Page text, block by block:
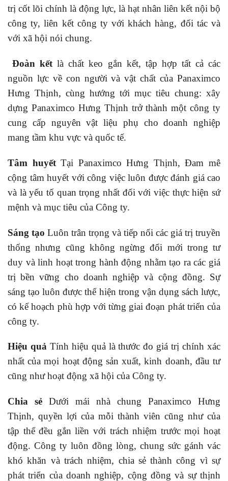
trị cốt lõi chính là động lực, là hạt nhân liên kết nội bộ
công ty, liên kết công ty với khách hàng, đối tác và
với xã hội nói chung.
Đoàn kết là chất keo gắn kết, tập hợp tất cả các
nguồn lực về con người và vật chất của Panaximco
Hưng Thịnh, cùng hướng tới mục tiêu chung: xây
dựng Panaximco Hưng Thịnh trở thành một công ty
cung cấp nguyên vật liệu phụ cho doanh nghiệp
mang tầm khu vực và quốc tế.
Tâm huyếtTại Panaximco Hưng Thịnh, Đam mê
cộng tâm huyết với công việc luôn được đánh giá cao
và là yếu tố quan trọng nhất đối với việc thực hiện sứ
mệnh và mục tiêu của Công ty.
Sáng tạo Luôn trân trọng và tiếp nối các giá trị truyền
thống nhưng cũng không ngừng đổi mới trong tư
duy và linh hoạt trong hành động nhằm tạo ra các giá
trị bền vững cho doanh nghiệp và cộng đồng. Sự
sáng tạo luôn được thể hiện trong vận dụng sách lược,
có kế hoạch phù hợp với từng giai đoạn phát triển của
công ty.
Hiệu quảTính hiệu quả là thước đo giá trị chính xác
nhất của mọi hoạt động sản xuất, kinh doanh, đầu tư
cũng như hoạt động xã hội của Công ty.
Chia sẻ Dưới mái nhà chung Panaximco Hưng
Thịnh, quyền lợi của mỗi thành viên cũng như của
tập thể đều gắn liền với trách nhiệm trước mọi hoạt
động. Công ty luôn đồng lòng, chung sức gánh vác
khó khăn và trách nhiệm, chia sẻ thành công vì sự
phát triển của doanh nghiệp, cộng đồng và sự thịnh